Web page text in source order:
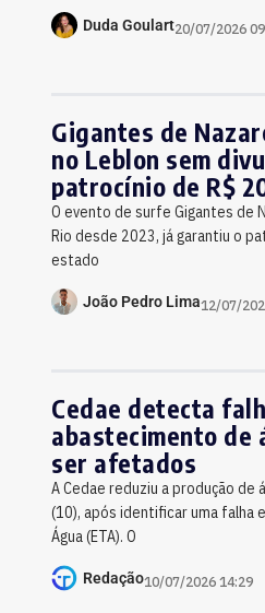
Duda Goulart20/07/2026
Gigantes de
no Leblon sem
patrocínio de R$
O evento de surfe Gigantes de
Rio desde 2023, já garantiu o
estado
João Pedro Lima12/07/
Cedae detecta
abastecimento de
ser afetados
A Cedae reduziu a produção de
(10), após identificar uma falha
Água (ETA). O
Redação10/07/2026 14:29